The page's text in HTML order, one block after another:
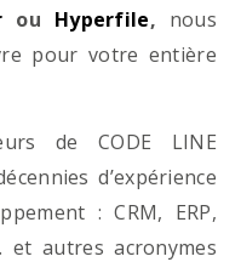
ou Hyperfile, nous
pour votre entière
de CODE LINE
d’expérience
: CRM, ERP,
et autres acronymes